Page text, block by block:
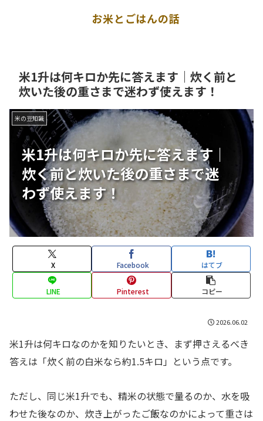
お米とごはんの話
米1升は何キロか先に答えます｜炊く前と
炊いた後の重さまで迷わず使えます！
米1升は何キロか先に答えます｜
炊く前と炊いた後の重さまで迷
わず使えます！
米の豆知識
X Facebook はてブ
LINE Pinterest コピー
2026.06.02
米1升は何キロなのかを知りたいとき、まず押さえるべき
答えは「炊く前の白米なら約1.5キロ」という点です。
ただし、同じ米1升でも、精米の状態で量るのか、水を吸
わせた後なのか、炊き上がったご飯なのかによって重さは